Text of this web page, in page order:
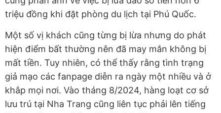
triệu đồng khi đặt phòng du lịch tại Phú Quốc.
Một số vị khách cũng từng bị lừa nhưng do phát
hiện điểm bất thường nên đã may mắn không bị
mất tiền. Tuy nhiên, có thể thấy rằng tình trạng
giả mạo các fanpage diễn ra ngày một nhiều và ở
khắp mọi nơi. Vào tháng 8/2024, hàng loạt cơ sở
lưu trú tại Nha Trang cũng liên tục phải lên tiếng